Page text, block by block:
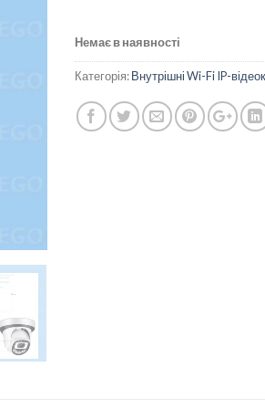
Немає в наявності
Категорія:Внутрішні Wi-Fi IP-